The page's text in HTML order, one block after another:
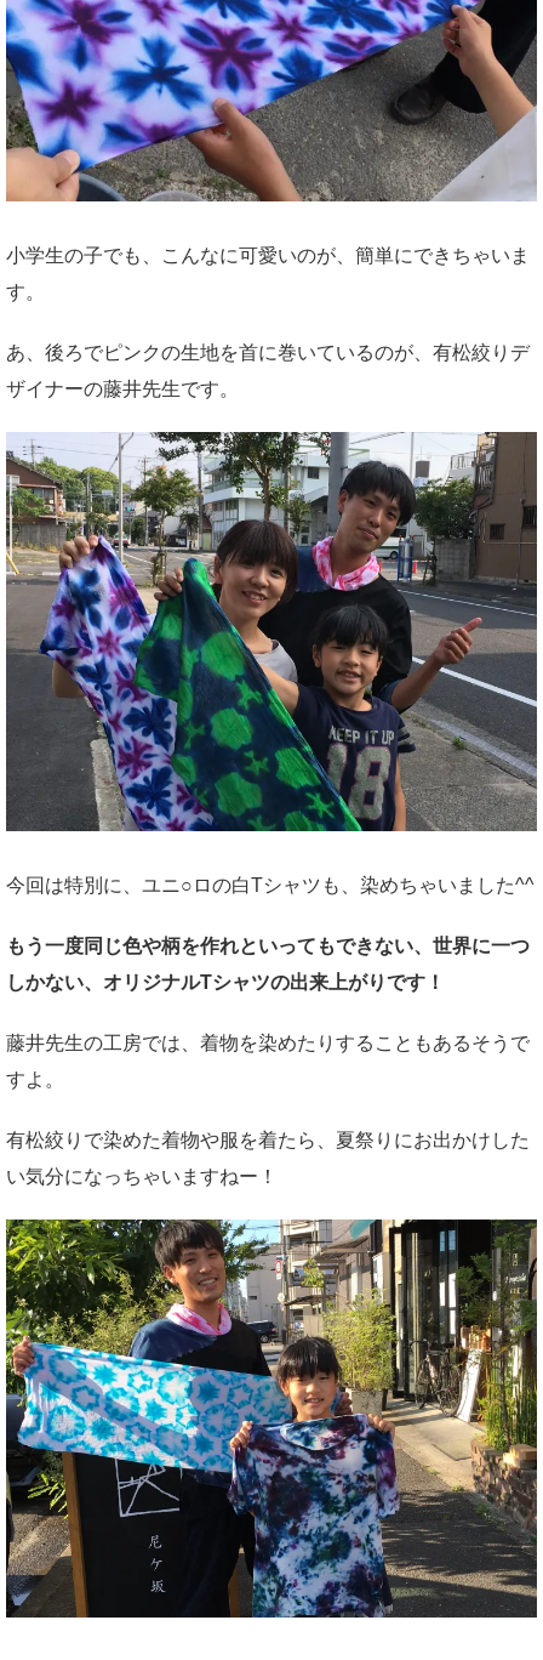
小学生の子でも、こんなに可愛いのが、簡単にできちゃいま
す。
あ、後ろでピンクの生地を首に巻いているのが、有松絞りデ
ザイナーの藤井先生です。
今回は特別に、ユニ○ロの白Tシャツも、染めちゃいました^^
もう一度同じ色や柄を作れといってもできない、世界に一つ
しかない、オリジナルTシャツの出来上がりです！
藤井先生の工房では、着物を染めたりすることもあるそうで
すよ。
有松絞りで染めた着物や服を着たら、夏祭りにお出かけした
い気分になっちゃいますねー！